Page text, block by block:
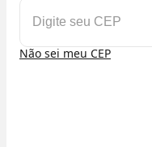
Não sei meu CEP